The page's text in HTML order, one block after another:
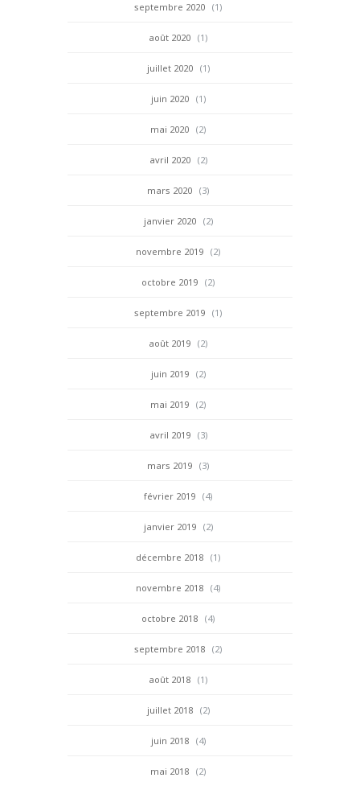
septembre 2020 (1)
août 2020 (1)
juillet 2020 (1)
juin 2020 (1)
mai 2020 (2)
avril 2020 (2)
mars 2020 (3)
janvier 2020 (2)
novembre 2019 (2)
octobre 2019 (2)
septembre 2019 (1)
août 2019 (2)
juin 2019 (2)
mai 2019 (2)
avril 2019 (3)
mars 2019 (3)
février 2019 (4)
janvier 2019 (2)
décembre 2018 (1)
novembre 2018 (4)
octobre 2018 (4)
septembre 2018 (2)
août 2018 (1)
juillet 2018 (2)
juin 2018 (4)
mai 2018 (2)